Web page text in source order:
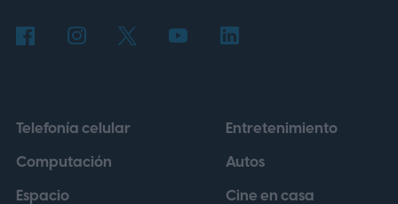
CV y podía superar los 290 km/h, cifras que
Telefonía celular
Computación
Espacio
Entretenimiento
Autos
Cine en casa